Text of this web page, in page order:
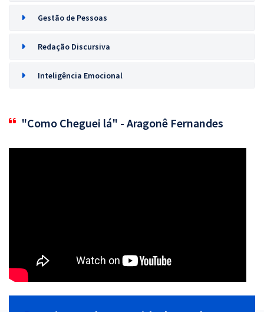
Gestão de Pessoas
Redação Discursiva
Inteligência Emocional
"Como Cheguei lá" - Aragonê Fernandes